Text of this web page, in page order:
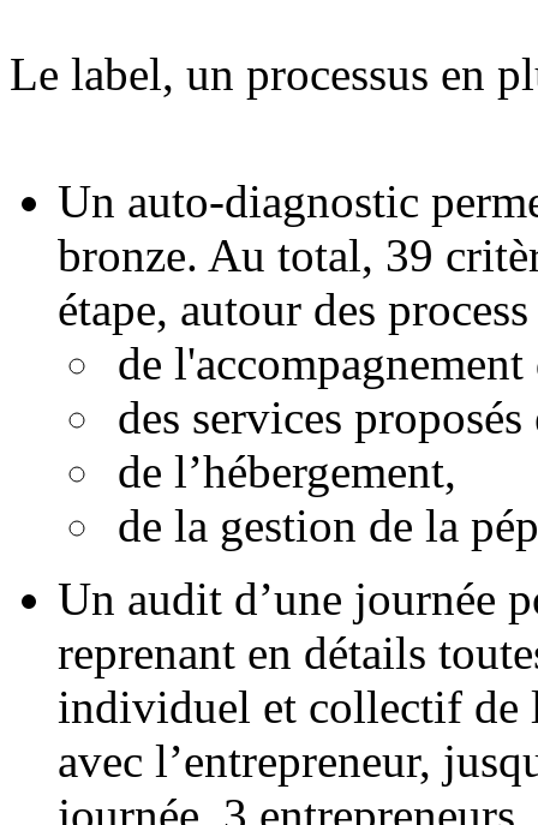
Le label, un processus en
Un auto-diagnostic
bronze. Au total, 39
étape, autour des
de l'accompagnement
des services proposés
de l’hébergement,
de la gestion de la
Un audit d’une journée
reprenant en détails
individuel et collectif de
avec l’entrepreneur,
journée, 3